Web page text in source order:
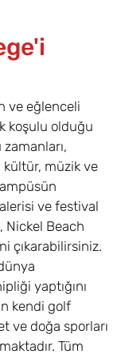
ve eğlenceli
koşulu olduğu
kültür, müzik ve
ve festival
Nickel Beach
çıkarabilirsiniz.
yaptığını
kendi golf
ve doğa sporları
Tüm